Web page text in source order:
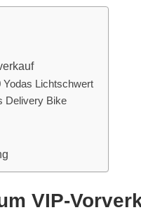
Yodas Lichtschwert
Delivery Bike
VIP-